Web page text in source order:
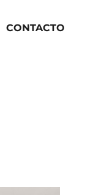
CONTACTO